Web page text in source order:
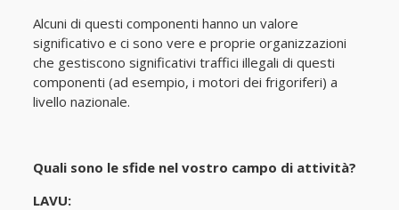
Alcuni di questi componenti hanno un valore
significativo e ci sono vere e proprie organizzazioni
che gestiscono significativi traffici illegali di questi
componenti (ad esempio, i motori dei frigoriferi) a
livello nazionale.
Quali sono le sfide nel vostro campo di attività?
LAVU: